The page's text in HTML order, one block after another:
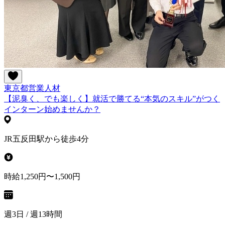
東京都営業 人材
【泥臭く、でも楽しく】就活で勝てる“本気のスキル”がつく
インターン始めませんか？
JR五反田駅から徒歩4分
時給1,250円〜1,500円
週3日 / 週13時間